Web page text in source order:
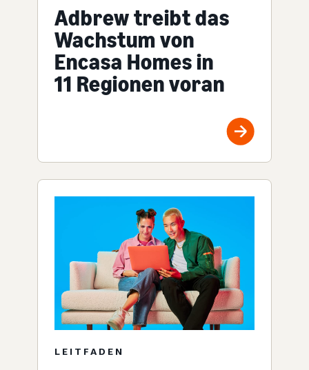
Adbrew treibt das
Wachstum von
Encasa Homes in
11 Regionen voran
LEITFADEN